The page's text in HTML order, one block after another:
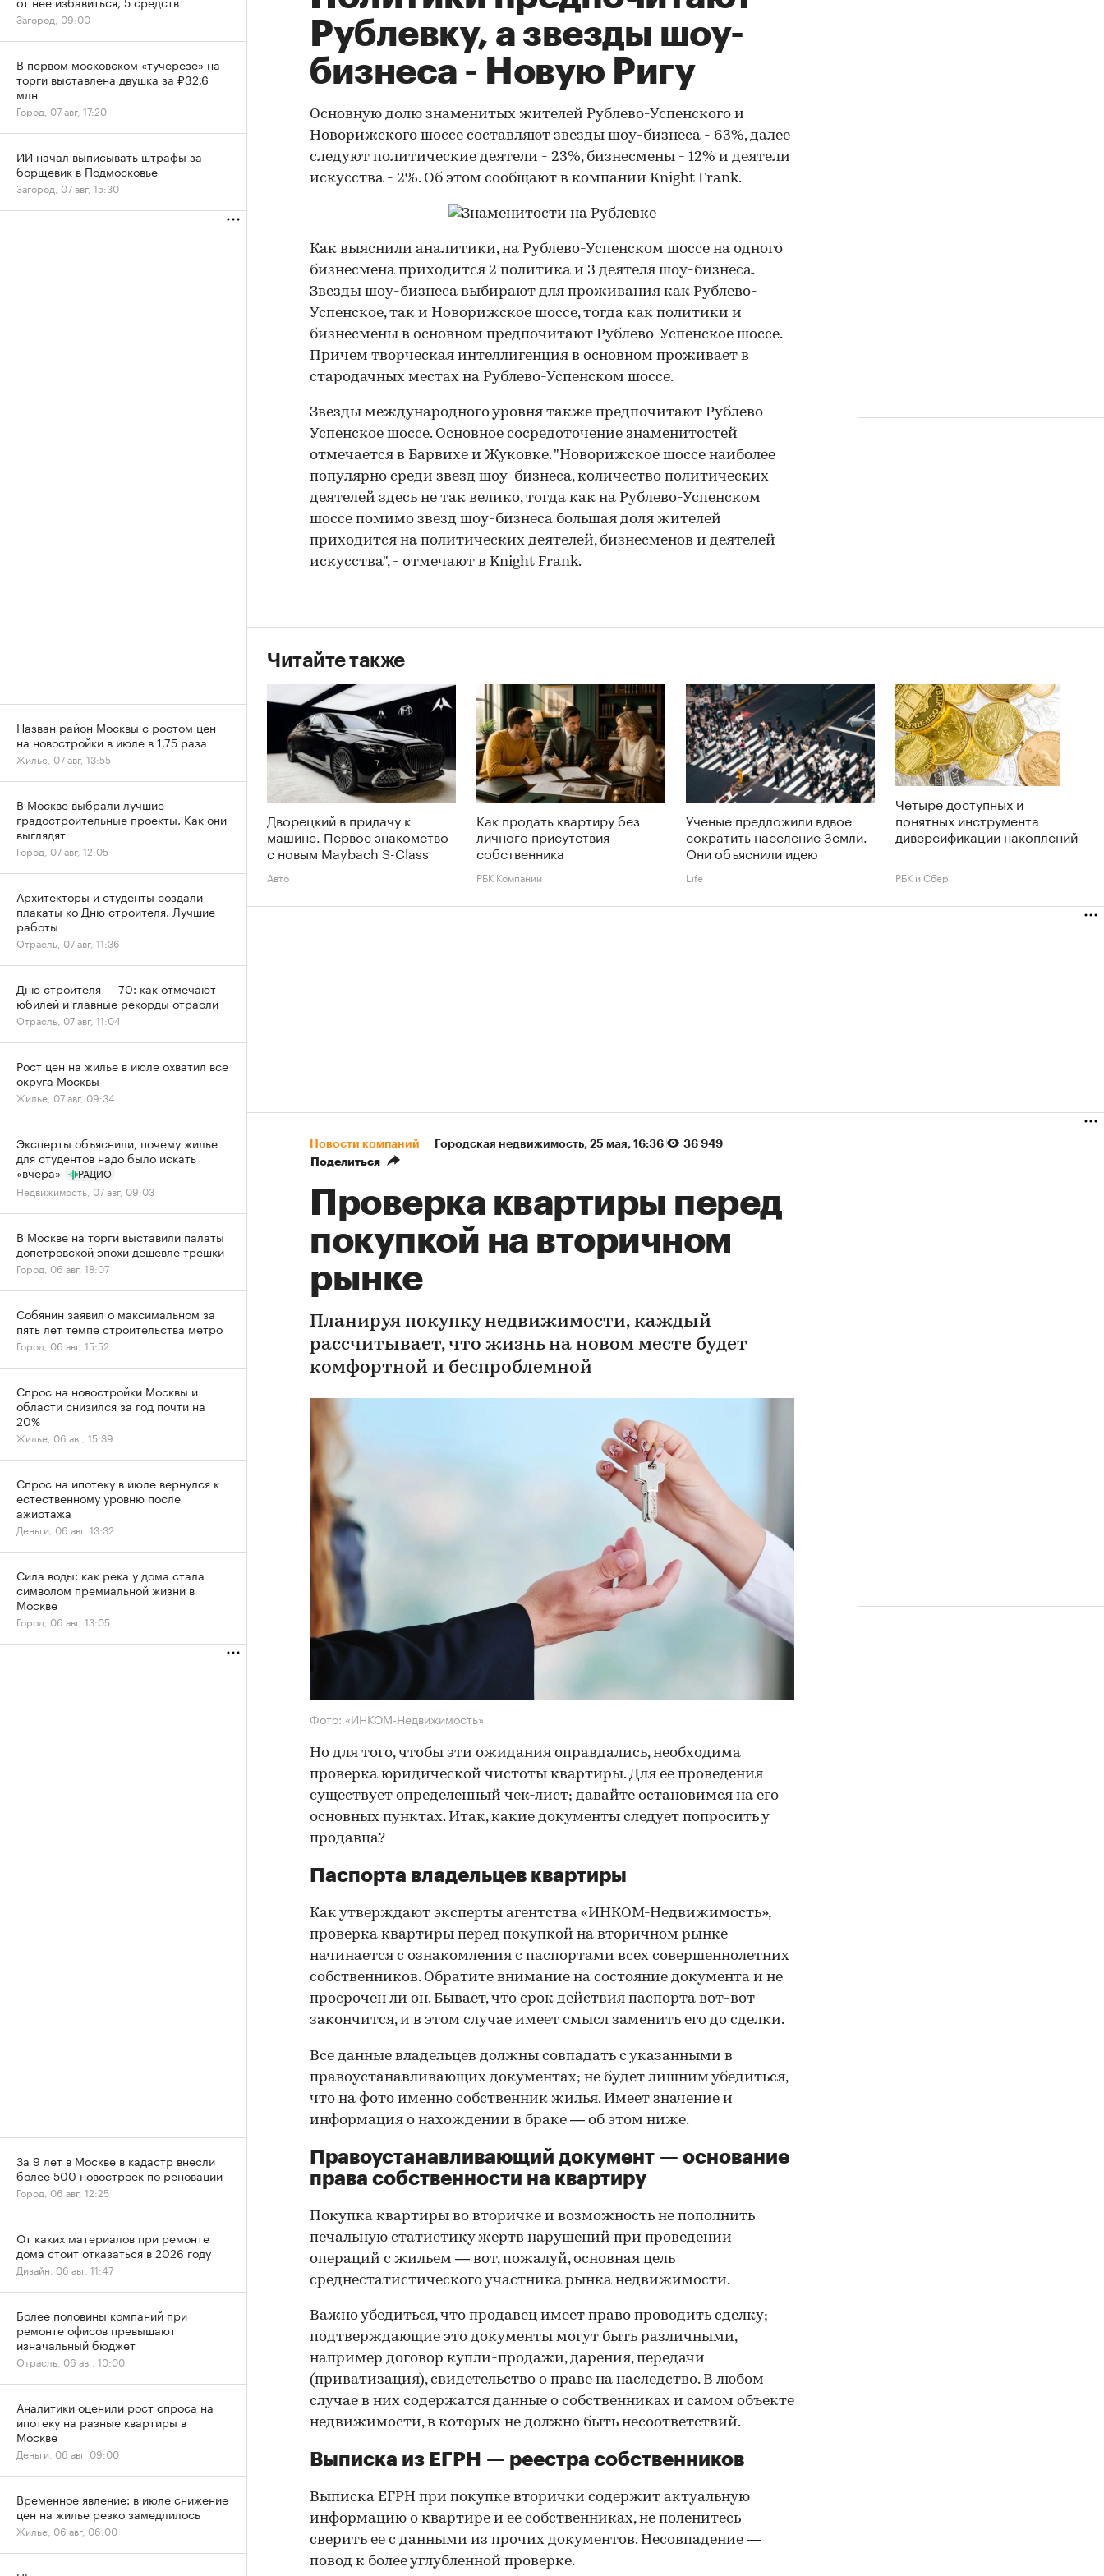
Рублевку, а звезды шоу-
бизнеса - Новую Ригу
Основную долю знаменитых жителей Рублево-Успенского и
Новорижского шоссе составляют звезды шоу-бизнеса - 63%, далее
следуют политические деятели - 23%, бизнесмены - 12% и деятели
искусства - 2%. Об этом сообщают в компании Knight Frank.
Как выяснили аналитики, на Рублево-Успенском шоссе на одного
бизнесмена приходится 2 политика и 3 деятеля шоу-бизнеса.
Звезды шоу-бизнеса выбирают для проживания как Рублево-
Успенское, так и Новорижское шоссе, тогда как политики и
бизнесмены в основном предпочитают Рублево-Успенское шоссе.
Причем творческая интеллигенция в основном проживает в
стародачных местах на Рублево-Успенском шоссе.
Звезды международного уровня также предпочитают Рублево-
Успенское шоссе. Основное сосредоточение знаменитостей
отмечается в Барвихе и Жуковке. "Новорижское шоссе наиболее
популярно среди звезд шоу-бизнеса, количество политических
деятелей здесь не так велико, тогда как на Рублево-Успенском
шоссе помимо звезд шоу-бизнеса большая доля жителей
приходится на политических деятелей, бизнесменов и деятелей
искусства", - отмечают в Knight Frank.
Читайте также
Дворецкий в придачу к
машине. Первое знакомство
с новым Maybach S-Class
Авто
Как продать квартиру без
личного присутствия
собственника
РБК Компании
Ученые предложили вдвое
сократить население Земли.
Они объяснили идею
Life
Четыре доступных и
понятных инструмента
диверсификации накоплений
РБК и Сбер
Новости компаний Городская недвижимость⁠, 25 мая, 16:36
36 949
Поделиться
Проверка квартиры перед
покупкой на вторичном
рынке
Планируя покупку недвижимости, каждый
рассчитывает, что жизнь на новом месте будет
комфортной и беспроблемной
Фото: «ИНКОМ-Недвижимость»
Но для того, чтобы эти ожидания оправдались, необходима
проверка юридической чистоты квартиры. Для ее проведения
существует определенный чек-лист; давайте остановимся на его
основных пунктах. Итак, какие документы следует попросить у
продавца?
Паспорта владельцев квартиры
Как утверждают эксперты агентства «ИНКОМ-Недвижимость»,
проверка квартиры перед покупкой на вторичном рынке
начинается с ознакомления с паспортами всех совершеннолетних
собственников. Обратите внимание на состояние документа и не
просрочен ли он. Бывает, что срок действия паспорта вот-вот
закончится, и в этом случае имеет смысл заменить его до сделки.
Все данные владельцев должны совпадать с указанными в
правоустанавливающих документах; не будет лишним убедиться,
что на фото именно собственник жилья. Имеет значение и
информация о нахождении в браке — об этом ниже.
Правоустанавливающий документ — основание
права собственности на квартиру
Покупка квартиры во вторичке и возможность не пополнить
печальную статистику жертв нарушений при проведении
операций с жильем — вот, пожалуй, основная цель
среднестатистического участника рынка недвижимости.
Важно убедиться, что продавец имеет право проводить сделку;
подтверждающие это документы могут быть различными,
например договор купли-продажи, дарения, передачи
(приватизация), свидетельство о праве на наследство. В любом
случае в них содержатся данные о собственниках и самом объекте
недвижимости, в которых не должно быть несоответствий.
Выписка из ЕГРН — реестра собственников
Выписка ЕГРН при покупке вторички содержит актуальную
информацию о квартире и ее собственниках, не поленитесь
сверить ее с данными из прочих документов. Несовпадение —
повод к более углубленной проверке.
Загород, 09:00
В первом московском «тучерезе» на
торги выставлена двушка за ₽32,6
млн
Город, 07 авг, 17:20
ИИ начал выписывать штрафы за
борщевик в Подмосковье
Загород, 07 авг, 15:30
Назван район Москвы с ростом цен
на новостройки в июле в 1,75 раза
Жилье, 07 авг, 13:55
В Москве выбрали лучшие
градостроительные проекты. Как они
выглядят
Город, 07 авг, 12:05
Архитекторы и студенты создали
плакаты ко Дню строителя. Лучшие
работы
Отрасль, 07 авг, 11:36
Дню строителя — 70: как отмечают
юбилей и главные рекорды отрасли
Отрасль, 07 авг, 11:04
Рост цен на жилье в июле охватил все
округа Москвы
Жилье, 07 авг, 09:34
Эксперты объяснили, почему жилье
для студентов надо было искать
«вчера»
РАДИО
Недвижимость, 07 авг, 09:03
В Москве на торги выставили палаты
допетровской эпохи дешевле трешки
Город, 06 авг, 18:07
Собянин заявил о максимальном за
пять лет темпе строительства метро
Город, 06 авг, 15:52
Спрос на новостройки Москвы и
области снизился за год почти на
20%
Жилье, 06 авг, 15:39
Спрос на ипотеку в июле вернулся к
естественному уровню после
ажиотажа
Деньги, 06 авг, 13:32
Сила воды: как река у дома стала
символом премиальной жизни в
Москве
Город, 06 авг, 13:05
За 9 лет в Москве в кадастр внесли
более 500 новостроек по реновации
Город, 06 авг, 12:25
От каких материалов при ремонте
дома стоит отказаться в 2026 году
Дизайн, 06 авг, 11:47
Более половины компаний при
ремонте офисов превышают
изначальный бюджет
Отрасль, 06 авг, 10:00
Аналитики оценили рост спроса на
ипотеку на разные квартиры в
Москве
Деньги, 06 авг, 09:00
Временное явление: в июле снижение
цен на жилье резко замедлилось
Жилье, 06 авг, 06:00